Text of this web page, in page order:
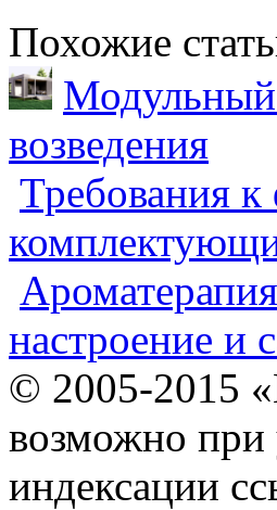
Похожие
Модульный
возведения
Требования к
настроение и
© 2005-2015
возможно при
индексации